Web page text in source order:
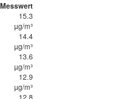
Messwert
15.3
µg/m³
14.4
µg/m³
13.6
µg/m³
12.9
µg/m³
12.8